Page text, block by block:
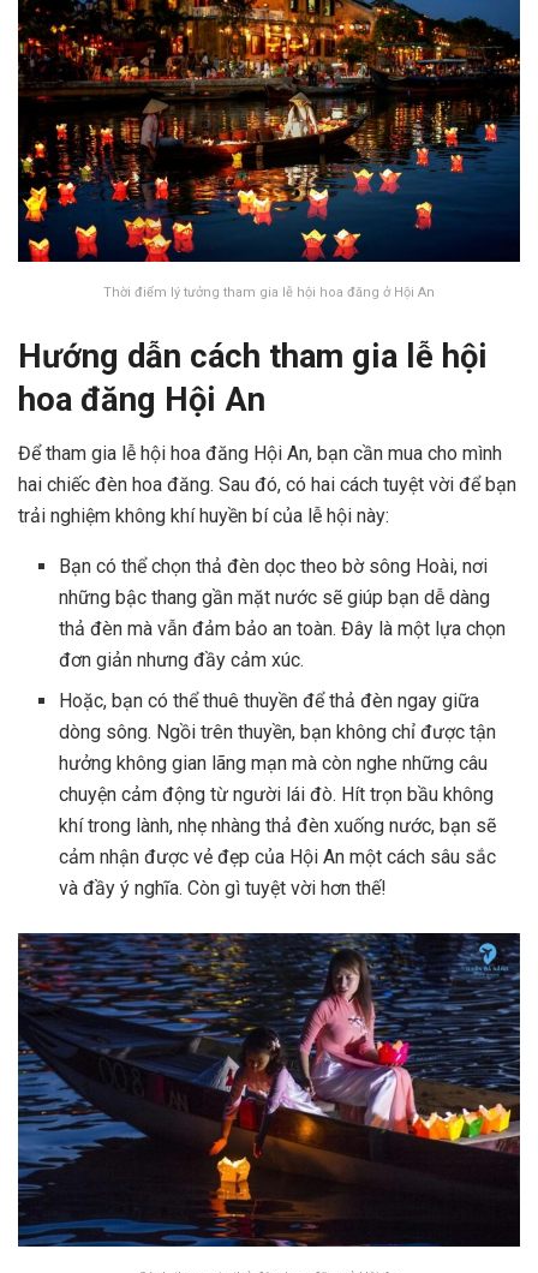
Thời điểm lý tưởng tham gia lễ hội hoa đăng ở Hội An
Hướng dẫn cách tham gia lễ hội
hoa đăng Hội An
Để tham gia lễ hội hoa đăng Hội An, bạn cần mua cho mình
hai chiếc đèn hoa đăng. Sau đó, có hai cách tuyệt vời để bạn
trải nghiệm không khí huyền bí của lễ hội này:
Bạn có thể chọn thả đèn dọc theo bờ sông Hoài, nơi
những bậc thang gần mặt nước sẽ giúp bạn dễ dàng
thả đèn mà vẫn đảm bảo an toàn. Đây là một lựa chọn
đơn giản nhưng đầy cảm xúc.
Hoặc, bạn có thể thuê thuyền để thả đèn ngay giữa
dòng sông. Ngồi trên thuyền, bạn không chỉ được tận
hưởng không gian lãng mạn mà còn nghe những câu
chuyện cảm động từ người lái đò. Hít trọn bầu không
khí trong lành, nhẹ nhàng thả đèn xuống nước, bạn sẽ
cảm nhận được vẻ đẹp của Hội An một cách sâu sắc
và đầy ý nghĩa. Còn gì tuyệt vời hơn thế!